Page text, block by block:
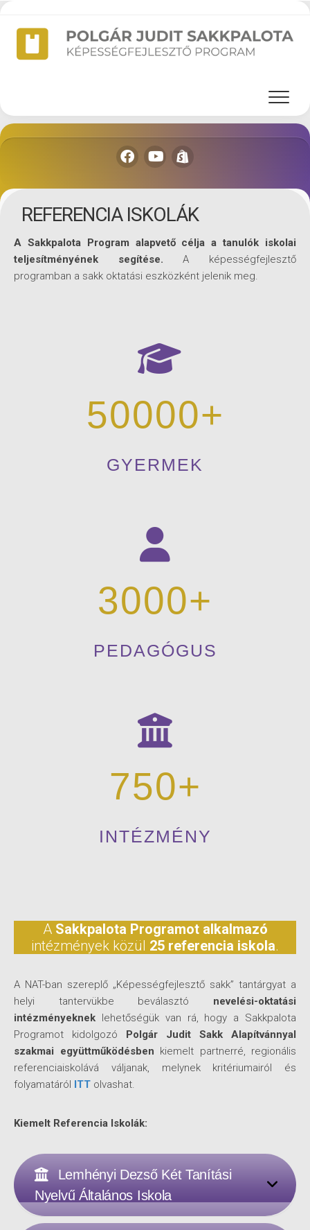
Skip
content
REFERENCIA ISKOLÁK
A Sakkpalota Program alapvető célja a tanulók iskolai
teljesítményének segítése.A képességfejlesztő
programban a sakk oktatási eszközként jelenik meg.
50000
GYERMEK
3000
PEDAGÓGUS
750
INTÉZMÉNY
A Sakkpalota Programot alkalmazó
intézmények közül 25 referencia iskola.
A NAT-ban szereplő „Képességfejlesztő sakk” tantárgyat a
helyi tantervükbe beválasztó nevelési-oktatási
intézményeknek lehetőségük van rá, hogy a Sakkpalota
Programot kidolgozó Polgár Judit Sakk Alapítvánnyal
szakmai együttműködésben kiemelt partnerré, regionális
referenciaiskolává váljanak, melynek kritériumairól és
folyamatáról ITT olvashat.
Kiemelt Referencia Iskolák:
Lemhényi Dezső Két Tanítási
Nyelvű Általános Iskola